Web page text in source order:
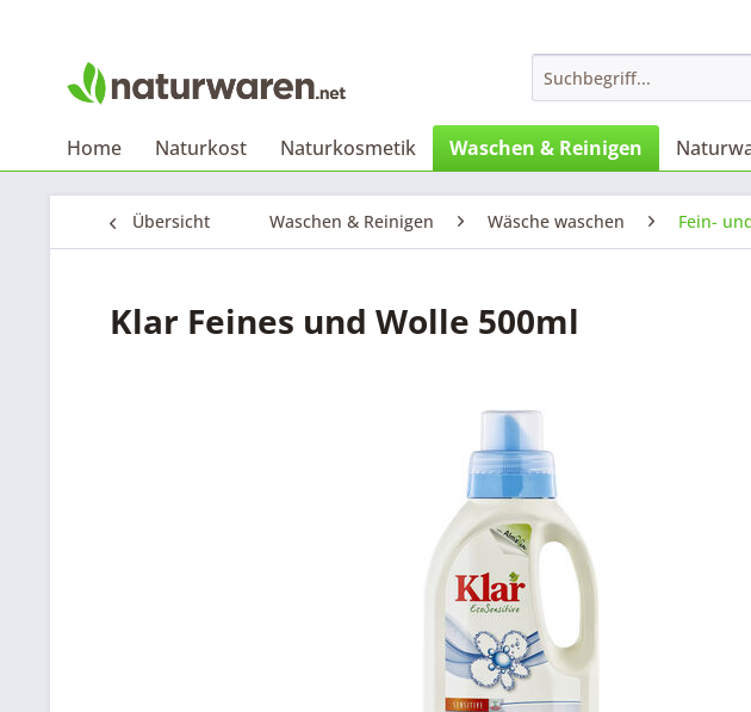
Home Naturkost Naturkosmetik Waschen & Reinigen
Übersicht Waschen & Reinigen Wäsche waschen Fein-
Klar Feines und Wolle 500ml